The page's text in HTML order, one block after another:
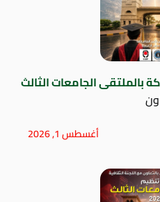
بالملتقى الجامعات الثالث
أغسطس 1, 2026